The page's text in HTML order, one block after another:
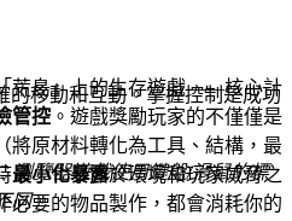
的移動和互動。掌握控制是成功
瀏覽器遊戲使用鍵盤/滑鼠的標
同。
荒島」上的生存遊戲——核心計
管控 。遊戲獎勵玩家的不僅僅是
（將原材料轉化為工具、結構，最
最小化暴露於環境和玩家威脅之
必要的物品製作，都會消耗你的